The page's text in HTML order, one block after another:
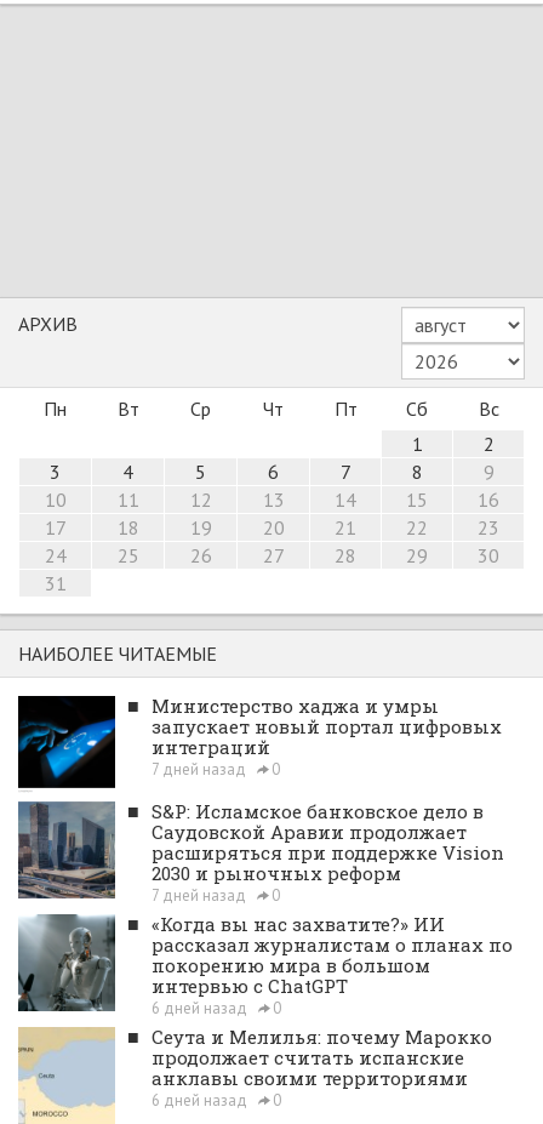
АРХИВ
Пн Вт Ср Чт Пт Сб
Вс
1
2
3
4 5 6 7 8
9
10
11 12 13 14 15
16
17
18 19 20 21 22
23
24
25 26 27 28 29
30
31
НАИБОЛЕЕ ЧИТАЕМЫЕ
■ Министерство хаджа и умры
запускает новый портал цифровых
интеграций
7 дней назад 0
■ S&P: Исламское банковское дело в
Саудовской Аравии продолжает
расширяться при поддержке Vision
2030 и рыночных реформ
7 дней назад 0
■ «Когда вы нас захватите?» ИИ
рассказал журналистам о планах по
покорению мира в большом
интервью с ChatGPT
6 дней назад 0
■ Сеута и Мелилья: почему Марокко
продолжает считать испанские
анклавы своими территориями
6 дней назад 0